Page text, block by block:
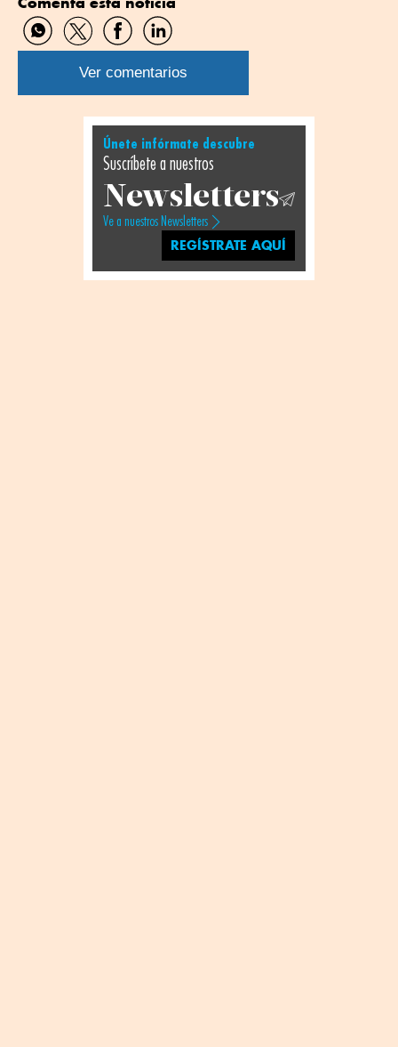
Compartir
por
WhatsApp
Compartir
por
Twitter
Compartir
por
Facebook
Compartir
por
Linkedin
Ver comentarios
Únete infórmate descubre
Suscríbete a nuestros
Newsletters
Ve a nuestros Newsletters
REGÍSTRATE AQUÍ